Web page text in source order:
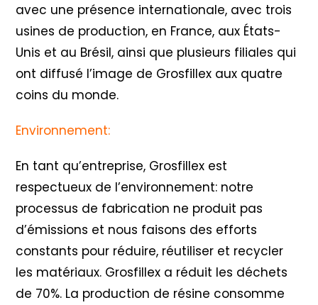
avec une présence internationale, avec trois
usines de production, en France, aux États-
Unis et au Brésil, ainsi que plusieurs filiales qui
ont diffusé l’image de Grosfillex aux quatre
coins du monde.
Environnement:
En tant qu’entreprise, Grosfillex est
respectueux de l’environnement: notre
processus de fabrication ne produit pas
d’émissions et nous faisons des efforts
constants pour réduire, réutiliser et recycler
les matériaux. Grosfillex a réduit les déchets
de 70%. La production de résine consomme